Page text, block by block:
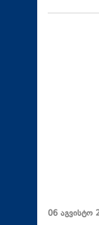
06 აგვისტო